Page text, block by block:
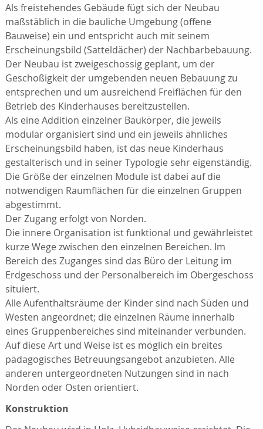
Als freistehendes Gebäude fügt sich der Neubau
maßstäblich in die bauliche Umgebung (offene
Bauweise) ein und entspricht auch mit seinem
Erscheinungsbild (Satteldächer) der Nachbarbebauung.
Der Neubau ist zweigeschossig geplant, um der
Geschoßigkeit der umgebenden neuen Bebauung zu
entsprechen und um ausreichend Freiflächen für den
Betrieb des Kinderhauses bereitzustellen.
Als eine Addition einzelner Baukörper, die jeweils
modular organisiert sind und ein jeweils ähnliches
Erscheinungsbild haben, ist das neue Kinderhaus
gestalterisch und in seiner Typologie sehr eigenständig.
Die Größe der einzelnen Module ist dabei auf die
notwendigen Raumflächen für die einzelnen Gruppen
abgestimmt.
Der Zugang erfolgt von Norden.
Die innere Organisation ist funktional und gewährleistet
kurze Wege zwischen den einzelnen Bereichen. Im
Bereich des Zuganges sind das Büro der Leitung im
Erdgeschoss und der Personalbereich im Obergeschoss
situiert.
Alle Aufenthaltsräume der Kinder sind nach Süden und
Westen angeordnet; die einzelnen Räume innerhalb
eines Gruppenbereiches sind miteinander verbunden.
Auf diese Art und Weise ist es möglich ein breites
pädagogisches Betreuungsangebot anzubieten. Alle
anderen untergeordneten Nutzungen sind in nach
Norden oder Osten orientiert.
Konstruktion